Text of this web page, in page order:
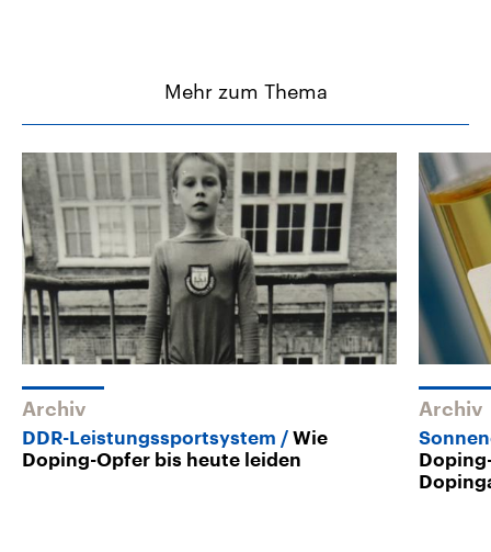
Mehr zum Thema
Archiv
DDR-Leistungssportsystem
Wie
Doping-Opfer bis heute leiden
Archiv